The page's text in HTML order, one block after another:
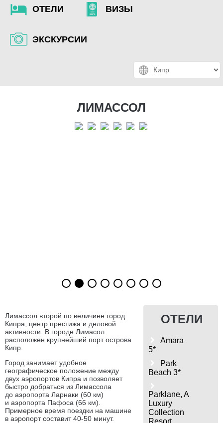
ОТЕЛИ ВИЗЫ
ЭКСКУРСИИ
ЛИМАССОЛ
ОТЕЛИ
Amara
5*
Park
Beach 3*
Parklane, A
Luxury
Collection
Resort
Лимассол второй по величине город
Кипра, центр престижа и деловой
активности. В городе Лимасол
расположен крупнейший порт острова
Кипр.
Город занимает удобное
географическое положение между
двух аэропортов Кипра и позволяет
быстро добраться из Лимассола
до аэропорта Ларнаки (60 км)
и аэропорта Пафоса (66 км).
Примерное время поездки на машине
в аэропорт составит 40-50 минут.